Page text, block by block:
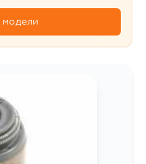
модели